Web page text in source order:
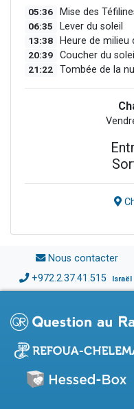
05:36 Mise des
06:35 Lever du soleil
13:38 Heure de milieu
20:39 Coucher du soleil
21:22 Tombée de la
Nous contacter
+972.2.37.41.515 Israël